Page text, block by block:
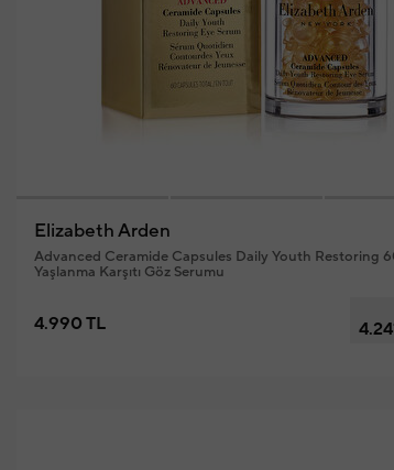
Elizabeth Arden
Advanced Ceramide Capsules Daily Youth Restoring
Yaşlanma Karşıtı Göz Serumu
4.990 TL